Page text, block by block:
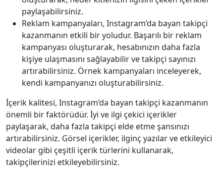
paylaşabilirsiniz.
Reklam kampanyaları, Instagram’da bayan takipçi
kazanmanın etkili bir yoludur. Başarılı bir reklam
kampanyası oluşturarak, hesabınızın daha fazla
kişiye ulaşmasını sağlayabilir ve takipçi sayınızı
artırabilirsiniz. Örnek kampanyaları inceleyerek,
kendi kampanyanızı oluşturabilirsiniz.
İçerik kalitesi, Instagram’da bayan takipçi kazanmanın
önemli bir faktörüdür. İyi ve ilgi çekici içerikler
paylaşarak, daha fazla takipçi elde etme şansınızı
artırabilirsiniz. Görsel içerikler, ilginç yazılar ve etkileyici
videolar gibi çeşitli içerik türlerini kullanarak,
takipçilerinizi etkileyebilirsiniz.